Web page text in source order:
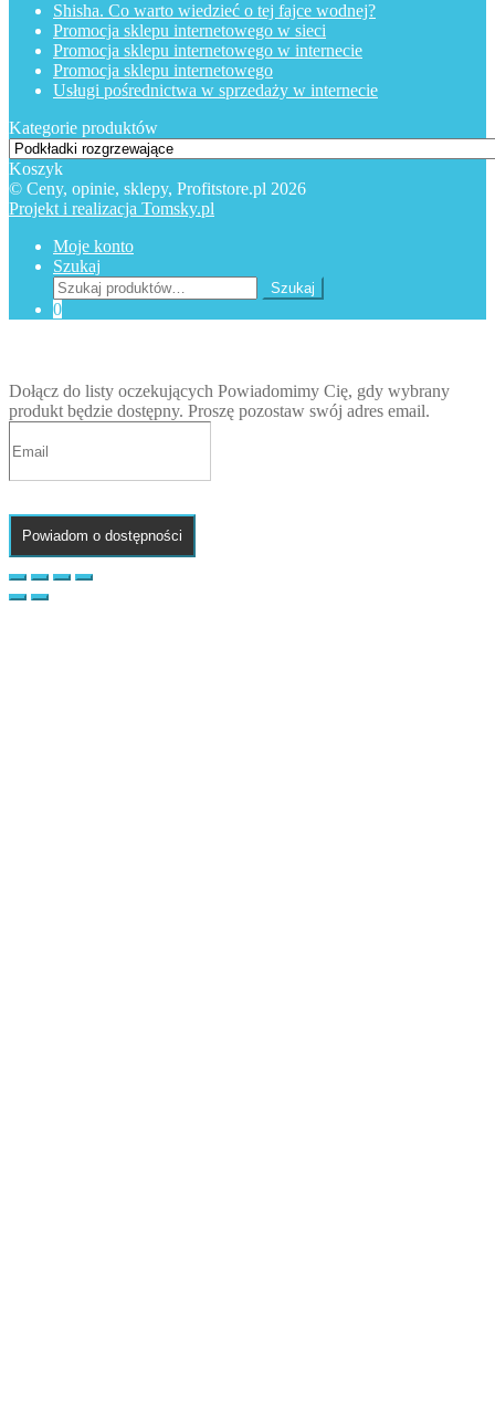
Shisha. Co warto wiedzieć o tej fajce wodnej?
Promocja sklepu internetowego w sieci
Promocja sklepu internetowego w internecie
Promocja sklepu internetowego
Usługi pośrednictwa w sprzedaży w internecie
Kategorie produktów
Koszyk
© Ceny, opinie, sklepy, Profitstore.pl 2026
Projekt i realizacja Tomsky.pl
Moje konto
Szukaj
Szukaj:
Szukaj
0
Dołącz do listy oczekujących Powiadomimy Cię, gdy wybrany
produkt będzie dostępny. Proszę pozostaw swój adres email.
Powiadom o dostępności